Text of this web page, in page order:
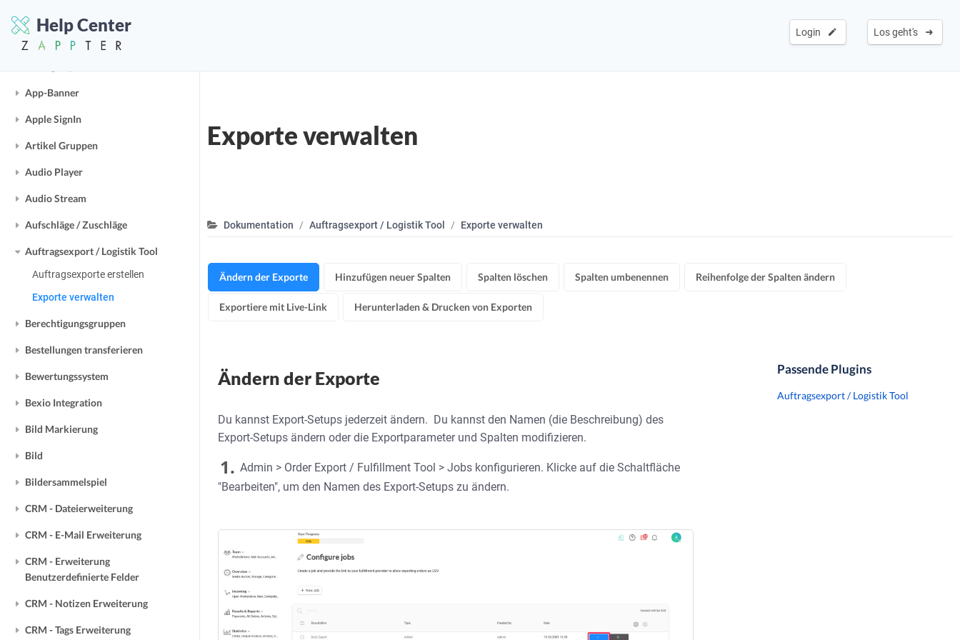
Help Center Los geht's
Login
Allgemeine Geschäftsbedingungen
Altersfreigabe
App-Banner
Apple SignIn
Artikel Gruppen
Audio Player
Audio Stream
Aufschläge / Zuschläge
Auftragsexport / Logistik Tool
Auftragsexporte erstellen
Exporte verwalten
Berechtigungsgruppen
Bestellungen transferieren
Bewertungssystem
Bexio Integration
Bild Markierung
Bild
Bildersammelspiel
CRM - Dateierweiterung
CRM - E-Mail Erweiterung
CRM - Erweiterung
Benutzerdefinierte Felder
CRM - Notizen Erweiterung
CRM - Tags Erweiterung
Exporte verwalten
Dokumentation Auftragsexport / Logistik Tool Exporte verwalten
Ändern der Exporte Hinzufügen neuer Spalten Spalten löschen Spalten umbenennen Reihenfolge der Spalten ändern
Exportiere mit Live-Link Herunterladen & Drucken von Exporten
Ändern der Exporte
Du kannst Export-Setups jederzeit ändern. Du kannst den Namen (die Beschreibung) des
Export-Setups ändern oder die Exportparameter und Spalten modifizieren.
1. Admin > Order Export / Fulfillment Tool > Jobs konfigurieren. Klicke auf die Schaltfläche
"Bearbeiten", um den Namen des Export-Setups zu ändern.
Passende Plugins
Auftragsexport / Logistik Tool